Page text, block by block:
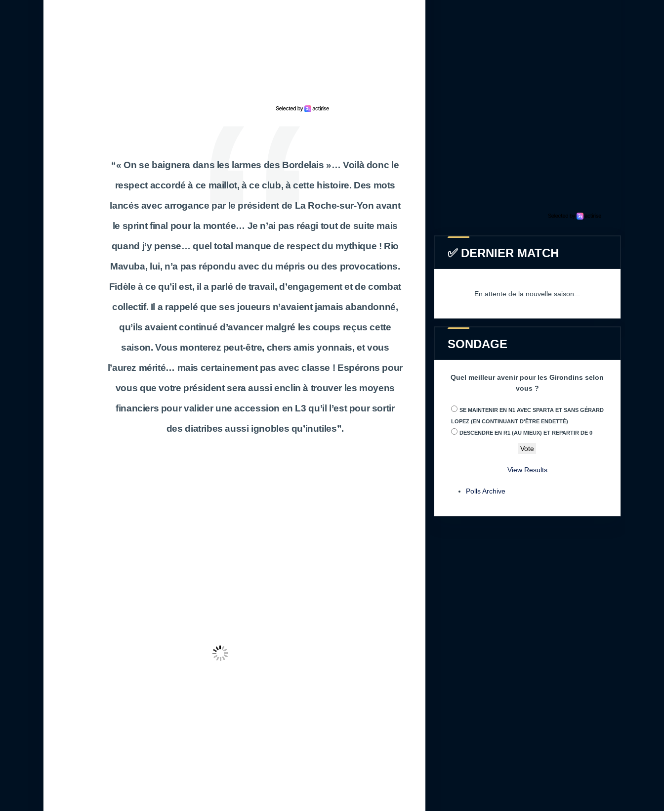
“« On se baignera dans les larmes des Bordelais »… Voilà donc le
respect accordé à ce maillot, à ce club, à cette histoire. Des mots
lancés avec arrogance par le président de La Roche-sur-Yon avant
le sprint final pour la montée… Je n’ai pas réagi tout de suite mais
quand j’y pense… quel total manque de respect du mythique ! Rio
Mavuba, lui, n’a pas répondu avec du mépris ou des provocations.
Fidèle à ce qu’il est, il a parlé de travail, d’engagement et de combat
collectif. Il a rappelé que ses joueurs n’avaient jamais abandonné,
qu’ils avaient continué d’avancer malgré les coups reçus cette
saison. Vous monterez peut-être, chers amis yonnais, et vous
l’aurez mérité… mais certainement pas avec classe ! Espérons pour
vous que votre président sera aussi enclin à trouver les moyens
financiers pour valider une accession en L3 qu’il l’est pour sortir
des diatribes aussi ignobles qu’inutiles”.
✅ DERNIER MATCH
En attente de la nouvelle saison...
SONDAGE
Quel meilleur avenir pour les Girondins selon
vous ?
SE MAINTENIR EN N1 AVEC SPARTA ET SANS GÉRARD
LOPEZ (EN CONTINUANT D'ÊTRE ENDETTÉ)
DESCENDRE EN R1 (AU MIEUX) ET REPARTIR DE 0
View Results
Polls Archive